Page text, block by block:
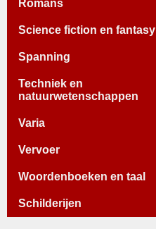
Romans
Science fiction en fantasy
Spanning
Techniek en
natuurwetenschappen
Varia
Vervoer
Woordenboeken en taal
Schilderijen